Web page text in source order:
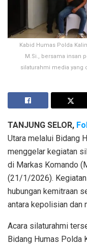
Kabid Humas Polda
M.Si., bersama insan
silaturahmi media yang
TANJUNG SELOR,
Utara melalui Bidang
menggelar kegiatan
di Markas Komando
(21/1/2026).
hubungan kemitraan
antara kepolisian dan
Acara silaturahmi
Bidang Humas Polda